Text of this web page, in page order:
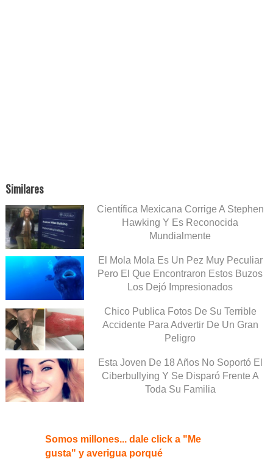
Similares
Científica Mexicana Corrige A Stephen
Hawking Y Es Reconocida
Mundialmente
El Mola Mola Es Un Pez Muy Peculiar
Pero El Que Encontraron Estos Buzos
Los Dejó Impresionados
Chico Publica Fotos De Su Terrible
Accidente Para Advertir De Un Gran
Peligro
Esta Joven De 18 Años No Soportó El
Ciberbullying Y Se Disparó Frente A
Toda Su Familia
Somos millones... dale click a "Me
gusta" y averigua porqué